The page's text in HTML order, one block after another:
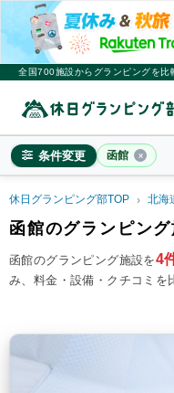
全国700施設からグランピングを比
条件変更 函館
料金目安※4名利用時の1名最安
休日グランピング部TOP 北海
函館のグランピン
函館のグランピング施設を4
み、料金・設備・クチコミを